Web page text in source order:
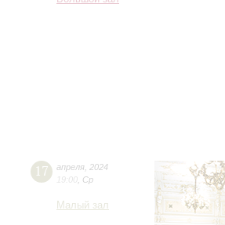
17 апреля 2024
19:00 Ср
Малый зал